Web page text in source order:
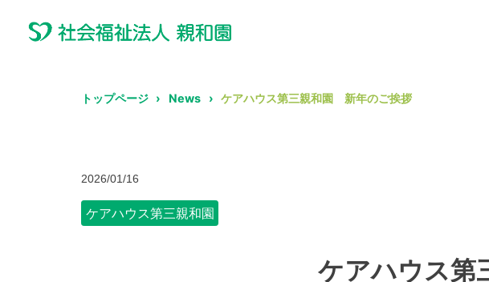
トップページ News ケアハウス第三親和園 新年のご挨拶
2026/01/16
ケアハウス第三親和園
ケアハウス